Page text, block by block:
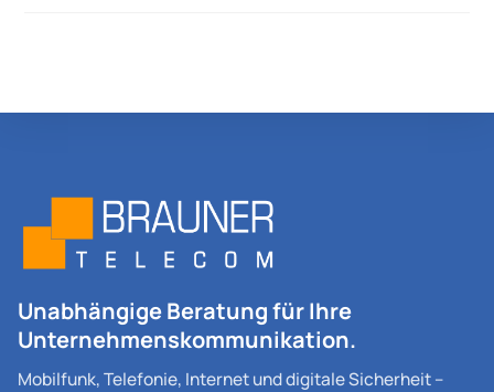
Unabhängige Beratung für Ihre
Unternehmenskommunikation.
Mobilfunk, Telefonie, Internet und digitale Sicherheit –